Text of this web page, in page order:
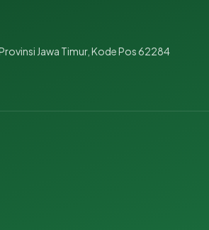
Jawa Timur, Kode Pos 62284